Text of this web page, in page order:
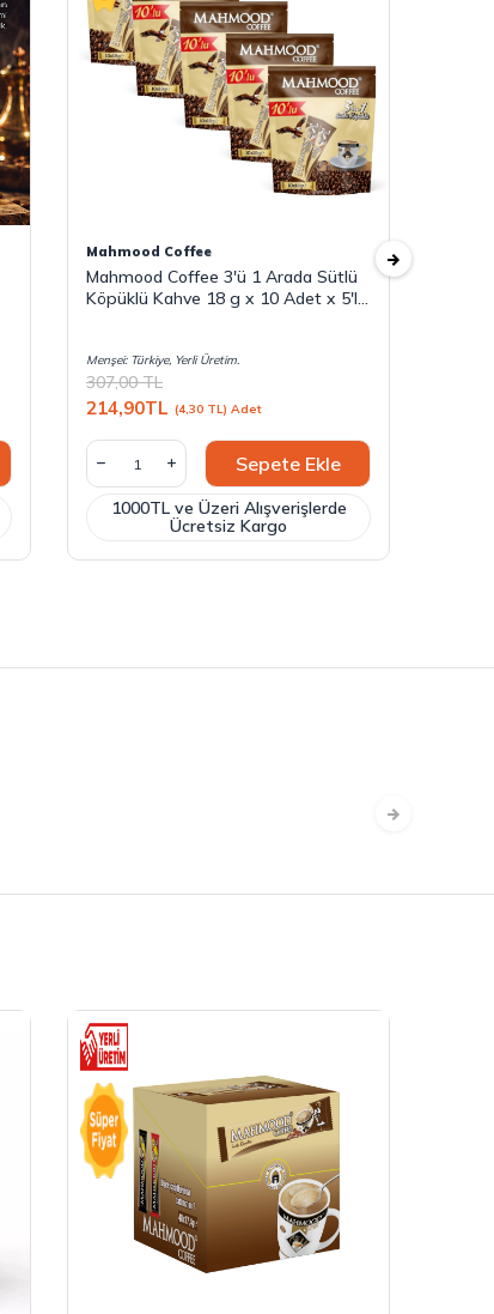
Mahmood Coffee
Mahmood Coffee 3'ü 1 Arada Sütlü
Köpüklü Kahve 18 g x 10 Adet x 5'li
Menşei: Türkiye, Yerli Üretim.
307,00TL
214,90TL (4,30 TL) Adet
Sepete Ekle
1000TL ve Üzeri Alışverişlerde
Ücretsiz Kargo